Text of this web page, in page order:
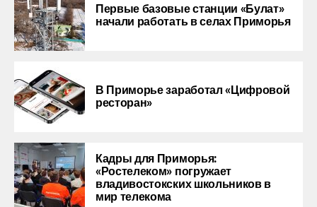
Первые базовые станции «Булат»
начали работать в селах Приморья
В Приморье заработал «Цифровой
ресторан»
Кадры для Приморья:
«Ростелеком» погружает
владивостокских школьников в
мир телекома